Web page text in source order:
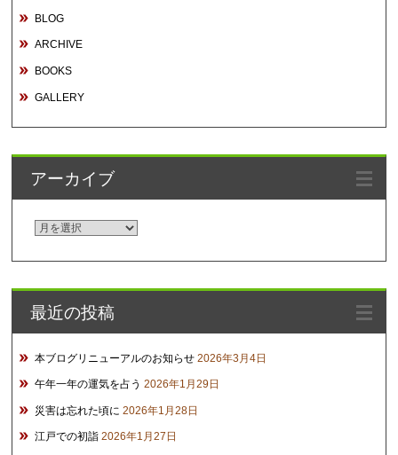
BLOG
ARCHIVE
BOOKS
GALLERY
アーカイブ
ア
イ
ブ
最近の投稿
本ブログリニューアルのお知らせ 2026年3月4日
午年一年の運気を占う 2026年1月29日
災害は忘れた頃に 2026年1月28日
江戸での初詣 2026年1月27日